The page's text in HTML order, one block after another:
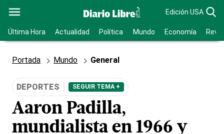
Edición USA
Última Hora Actualidad Política Mundo Economía
Portada Mundo General
DEPORTES SEGUIR TEMA +
Aaron Padilla,
mundialista en 1966 y